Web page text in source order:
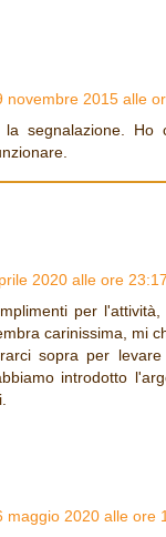
novembre 2015 alle
la segnalazione. Ho
2020 alle ore 23:17
per
carinissima, mi
sopra per
introdotto
maggio 2020 alle ore